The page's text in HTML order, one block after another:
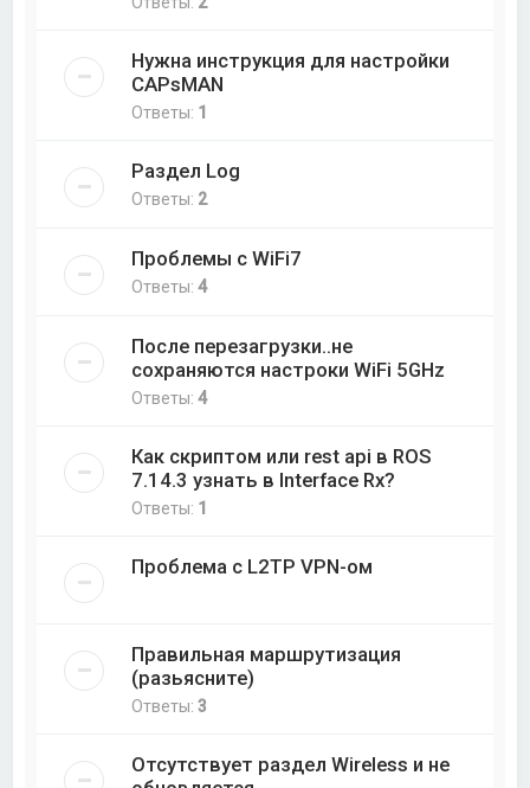
Нужна инструкция для настройки
CAPsMAN
Ответы: 1
Раздел Log
Ответы: 2
Проблемы с WiFi7
Ответы:4
После перезагрузки..не
сохраняются настроки WiFi 5GHz
Ответы:4
Как скриптом или rest api в ROS
7.14.3 узнать в Interface Rx?
Ответы: 1
Проблема с L2TP VPN-ом
Правильная маршрутизация
(разьясните)
Ответы:3
Отсутствует раздел Wireless и не